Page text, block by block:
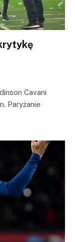
Cavani
Paryżanie